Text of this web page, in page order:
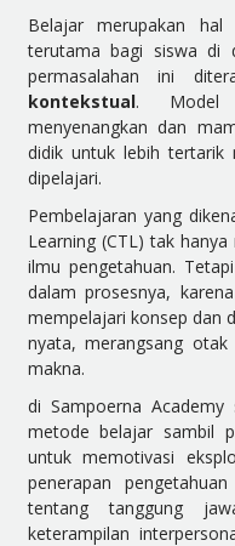
Belajar merupakan hal
terutama bagi siswa di
permasalahan ini
kontekstual. Model
menyenangkan dan
didik untuk lebih tertarik
dipelajari.
Pembelajaran yang
Learning (CTL) tak
ilmu pengetahuan.
dalam prosesnya,
mempelajari konsep dan
nyata, merangsang
makna.
di Sampoerna Academy
metode belajar sambil
untuk memotivasi
penerapan
tentang tanggung
keterampilan